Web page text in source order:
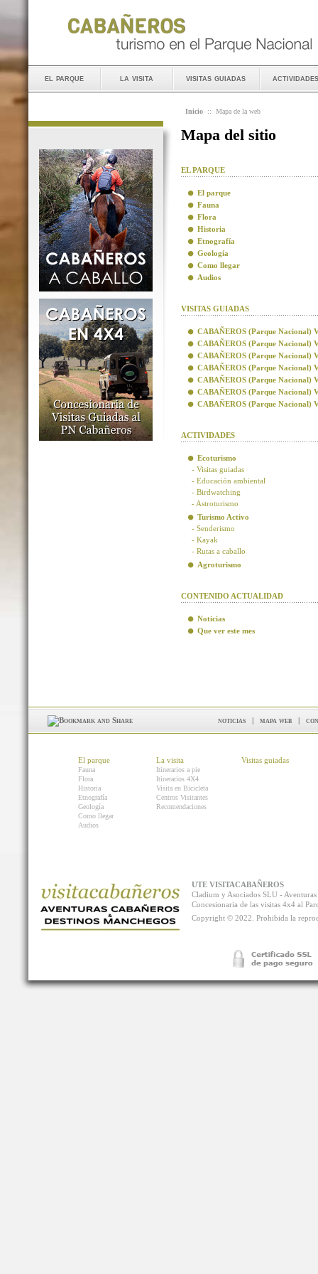
el parque la visita visitas guiadas actividades
Inicio :: Mapa de la web
Mapa del sitio
EL PARQUE
El parque
Fauna
Flora
Historia
Etnografía
Geología
Como llegar
Audios
VISITAS GUIADAS
CABAÑEROS (Parque Nacional)
CABAÑEROS (Parque Nacional)
CABAÑEROS (Parque Nacional)
CABAÑEROS (Parque Nacional)
CABAÑEROS (Parque Nacional)
CABAÑEROS (Parque Nacional)
CABAÑEROS (Parque Nacional)
ACTIVIDADES
Ecoturismo
- Visitas guiadas
- Educación ambiental
- Birdwatching
- Astroturismo
Turismo Activo
- Senderismo
- Kayak
- Rutas a caballo
Agroturismo
CONTENIDO ACTUALIDAD
Noticias
Que ver este mes
noticias | mapa web |
El parque
Fauna
Flora
Historia
Etnografía
Geología
Como llegar
Audios
La visita
Itinerarios a pie
Itinerarios 4X4
Visita en Bicicleta
Centros Visitantes
Recomendaciones
Visitas guiadas
UTE VISITACABAÑEROS
Cladium y Asociados SLU -
Concesionaria de las visitas 4x4 al
Copyright © 2022. Prohibida la